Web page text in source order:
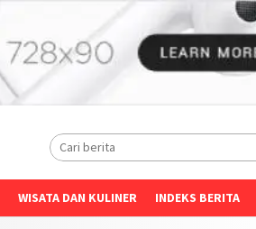
WISATA DAN KULINER INDEKS BERITA